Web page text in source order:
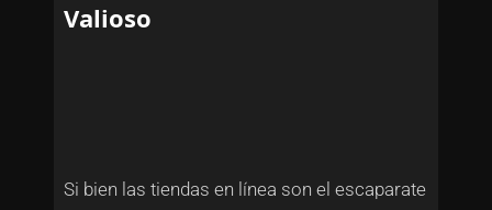
Valioso
Si bien las tiendas en línea son el escaparate